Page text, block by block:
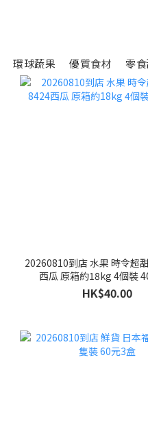
環球蔬果 優質食材 零
20260810到店 水果 時令超
西瓜 原箱約18kg 4個裝
HK$40.00